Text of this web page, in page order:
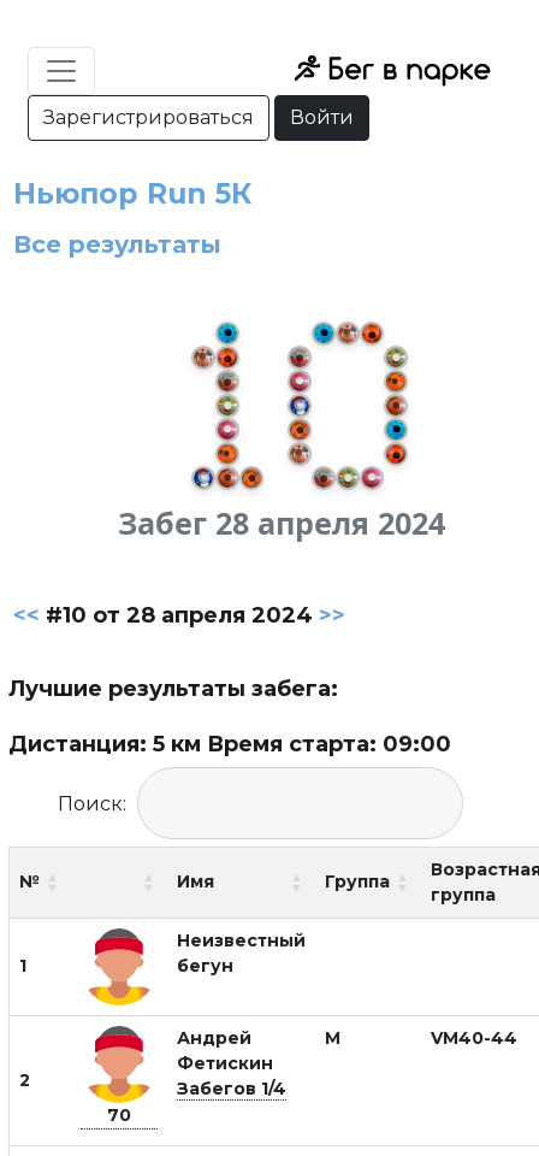
Зарегистрироваться Войти
Ньюпор Run 5К
Все результаты
Забег 28 апреля 2024
<< #10 от 28 апреля 2024 >>
Лучшие результаты забега:
Дистанция: 5 км Время старта: 09:00
Поиск:
№ Имя Группа
группа
1
Неизвестный
бегун
2
70
Андрей
Фетискин
Забегов 1/4
М VM40-44